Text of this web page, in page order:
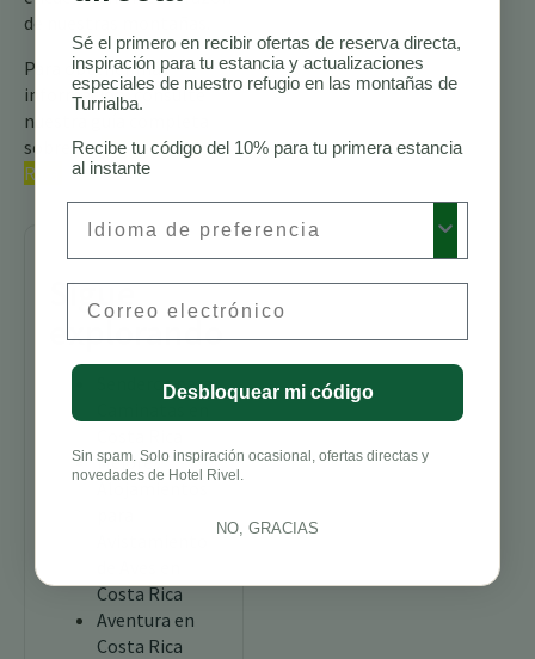
de nuestras montañas.
Para obtener más
información, consulte
nuestra guía completa
sobre lasaves de Costa
Rica.
Sigue
explorando
Senderos para
Mejores
Costa Rica
Aventura en
Costa Rica
Sé el primero en recibir ofertas de reserva directa,
inspiración para tu estancia y actualizaciones
especiales de nuestro refugio en las montañas de
Turrialba.
Recibe tu código del 10% para tu primera estancia
al instante
Desbloquear mi código
Sin spam. Solo inspiración ocasional, ofertas directas y
novedades de Hotel Rivel.
NO, GRACIAS